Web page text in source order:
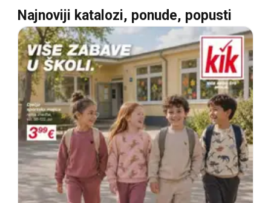
Najnoviji katalozi, ponude, popusti